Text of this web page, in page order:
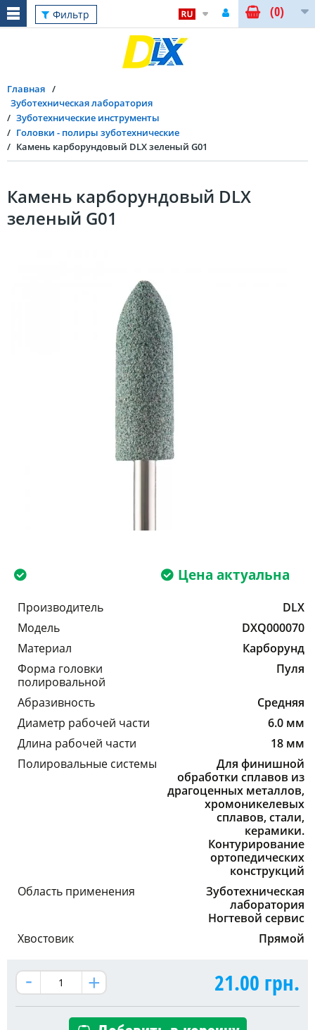
Фильтр (0)
Главная
Зуботехническая лаборатория
Зуботехнические инструменты
Головки - полиры зуботехнические
Камень карборундовый DLX зеленый G01
Камень карборундовый DLX
зеленый G01
Цена актуальна
Производитель
DLX
Модель
DXQ000070
Материал
Карборунд
Форма головки
полировальной
Пуля
Абразивность
Средняя
Диаметр рабочей части
6.0 мм
Длина рабочей части
18 мм
Полировальные системы
Для финишной
обработки сплавов из
драгоценных металлов,
хромоникелевых
сплавов, стали,
керамики.
Контурирование
ортопедических
конструкций
Область применения
Зуботехническая
лаборатория
Ногтевой сервис
Хвостовик
Прямой
21.00 грн.